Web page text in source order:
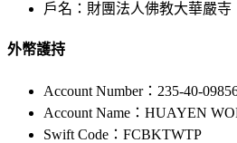
戶名：財團法人佛教大華嚴寺
外幣護持
Account Number：235-40-
Account Name：HUAYEN
Swift Code：FCBKTWTP